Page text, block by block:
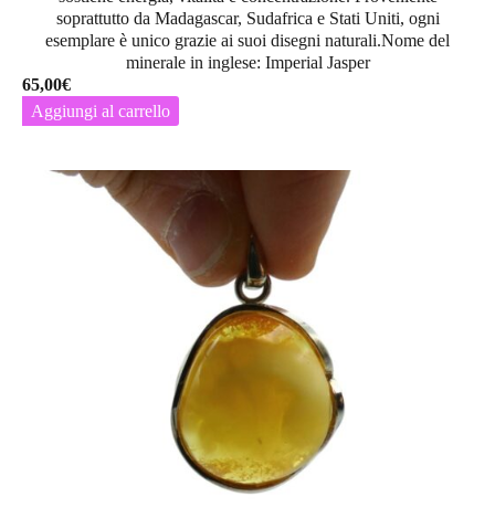
soprattutto da Madagascar, Sudafrica e Stati Uniti, ogni
esemplare è unico grazie ai suoi disegni naturali.Nome del
minerale in inglese: Imperial Jasper
65,00€
Aggiungi al carrello